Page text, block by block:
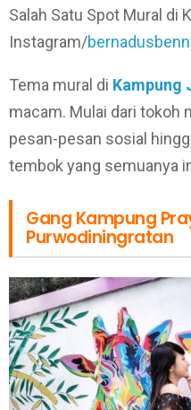
Salah Satu Spot Mural di
Instagram/
Tema mural di Kampung
macam. Mulai dari tokoh
pesan-pesan sosial
tembok yang semuanya
Gang Kampung
Purwodiningratan